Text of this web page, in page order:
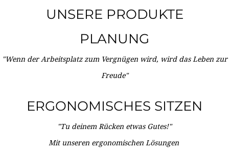
UNSERE PRODUKTE
PLANUNG
"Wenn der Arbeitsplatz zum Vergnügen wird, wird das Leben zur
Freude"
ERGONOMISCHES SITZEN
"Tu deinem Rücken etwas Gutes!"
Mit unseren ergonomischen Lösungen